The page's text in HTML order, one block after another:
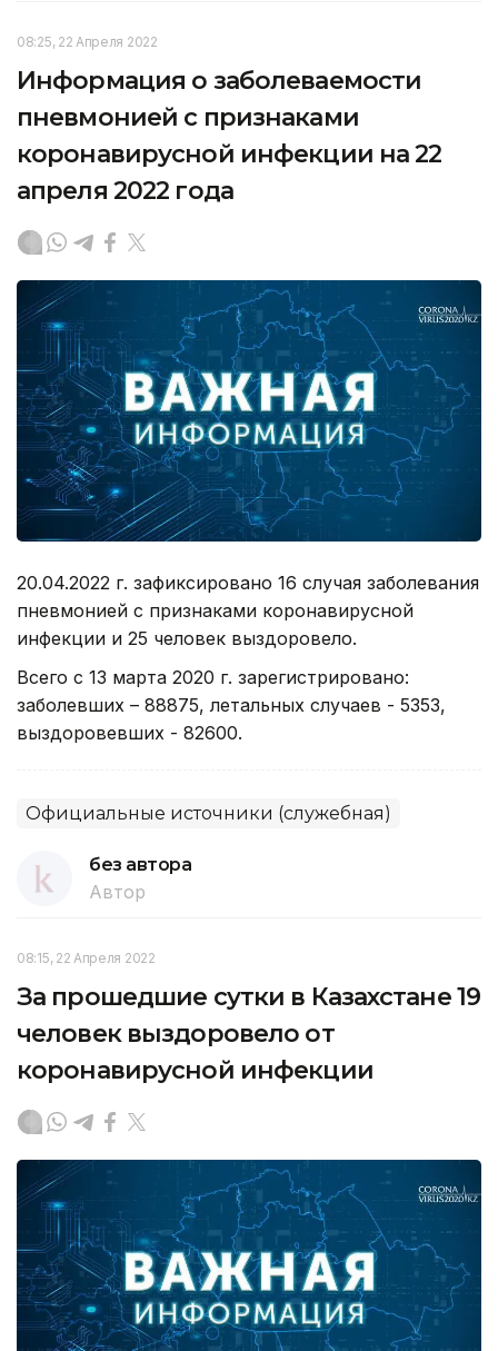
08:25, 22 Апреля 2022
Информация о заболеваемости
пневмонией с признаками
коронавирусной инфекции на 22
апреля 2022 года
20.04.2022 г. зафиксировано 16 случая заболевания
пневмонией с признаками коронавирусной
инфекции и 25 человек выздоровело.
Всего с 13 марта 2020 г. зарегистрировано:
заболевших – 88875, летальных случаев - 5353,
выздоровевших - 82600.
Официальные источники (служебная)
без автора
Автор
08:15, 22 Апреля 2022
За прошедшие сутки в Казахстане 19
человек выздоровело от
коронавирусной инфекции